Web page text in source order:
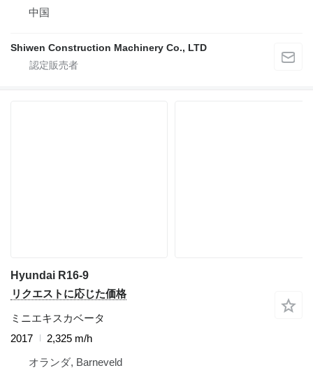
中国
Shiwen Construction Machinery Co., LTD
Hyundai R16-9
リクエストに応じた価格
ミニエキスカベータ
2017
2,325 m/h
オランダ, Barneveld